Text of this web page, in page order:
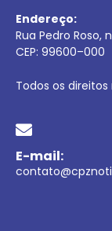
Endereço:
Rua Pedro Roso,
CEP: 99600–000
Todos os direitos
E-mail: